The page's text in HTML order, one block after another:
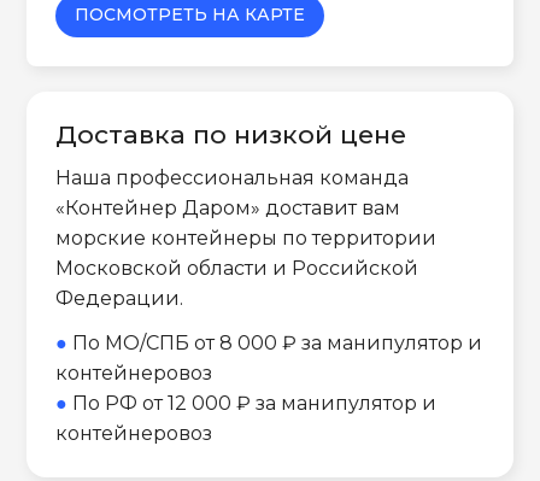
ПОСМОТРЕТЬ НА КАРТЕ
Доставка по низкой цене
Наша профессиональная команда
«Контейнер Даром» доставит вам
морские контейнеры по территории
Московской области и Российской
Федерации.
● По МО/СПБ от 8 000 ₽ за манипулятор и
контейнеровоз
● По РФ от 12 000 ₽ за манипулятор и
контейнеровоз